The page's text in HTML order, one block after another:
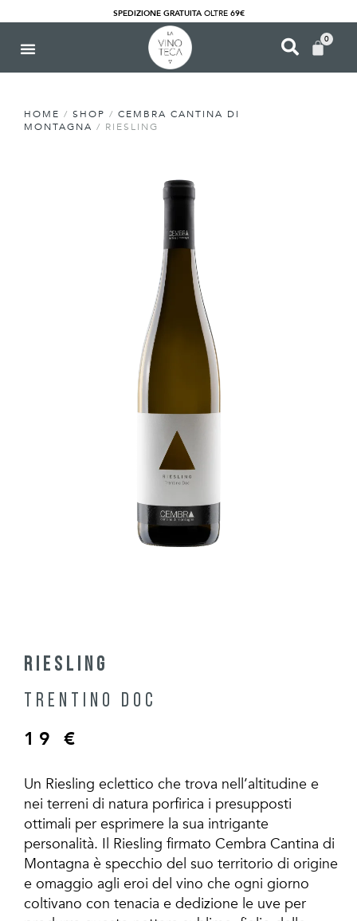
SPEDIZIONE GRATUITAOLTRE 69€
0
HOME / SHOP / CEMBRA CANTINA DI
MONTAGNA / RIESLING
Riesling
Trentino DOC
19 €
Un Riesling eclettico che trova nell’altitudine e
nei terreni di natura porfirica i presupposti
ottimali per esprimere la sua intrigante
personalità. Il Riesling firmato Cembra Cantina di
Montagna è specchio del suo territorio di origine
e omaggio agli eroi del vino che ogni giorno
coltivano con tenacia e dedizione le uve per